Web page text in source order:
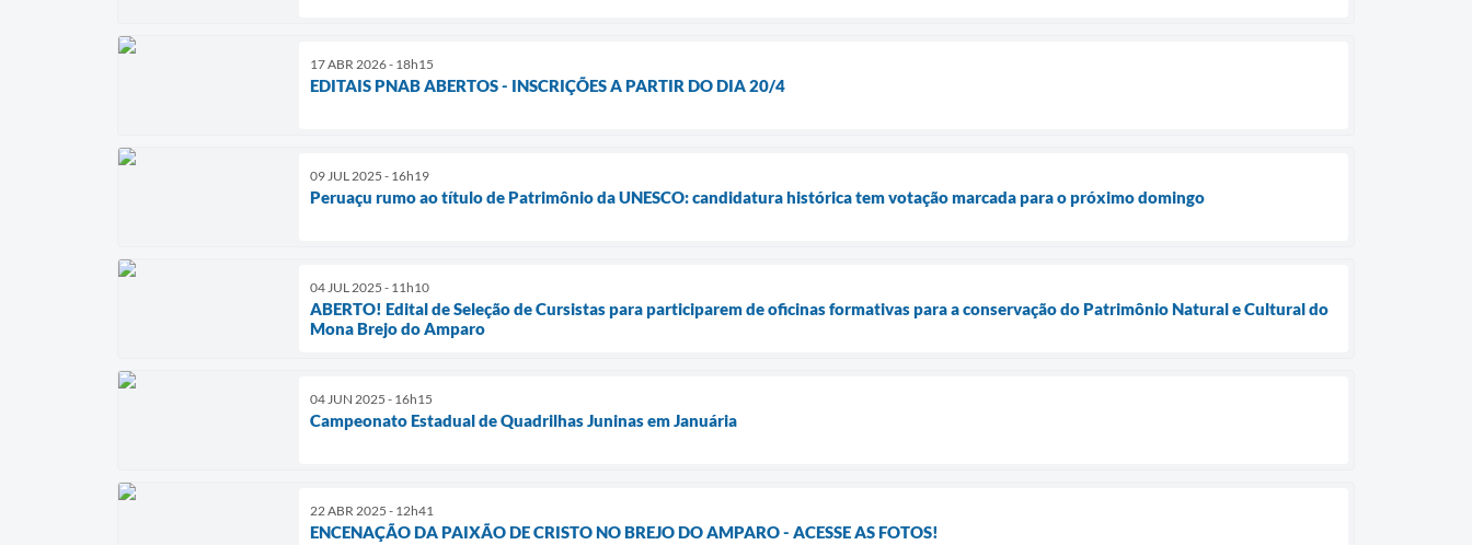
17 ABR 2026 - 18h15
EDITAIS PNAB ABERTOS - INSCRIÇÕES A PARTIR DO DIA 20/4
09 JUL 2025 - 16h19
Peruaçu rumo ao título de Patrimônio da UNESCO: candidatura histórica tem votação marcada para o próximo domingo
04 JUL 2025 - 11h10
ABERTO! Edital de Seleção de Cursistas para participarem de oficinas formativas para a conservação do Patrimônio Natural e Cultural do
Mona Brejo do Amparo
04 JUN 2025 - 16h15
Campeonato Estadual de Quadrilhas Juninas em Januária
22 ABR 2025 - 12h41
ENCENAÇÃO DA PAIXÃO DE CRISTO NO BREJO DO AMPARO - ACESSE AS FOTOS!